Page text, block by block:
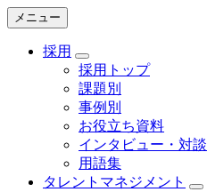
メニュー
採用
採用トップ
課題別
事例別
お役立ち資料
インタビュー・対談
用語集
タレントマネジメント